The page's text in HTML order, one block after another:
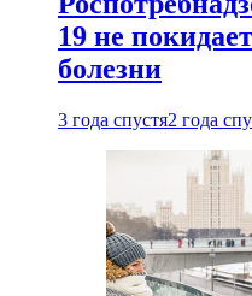
19 не
болезни
3 года спустя2 года